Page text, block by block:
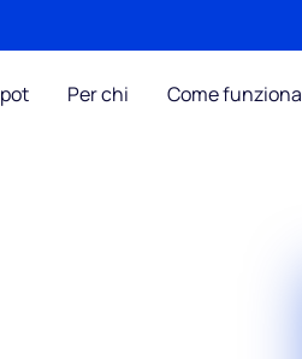
Per chi Come funziona